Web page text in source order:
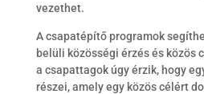
vezethet.
A csapatépítő programok
belüli közösségi érzés és közös
a csapattagok úgy érzik, hogy
részei, amely egy közös célért